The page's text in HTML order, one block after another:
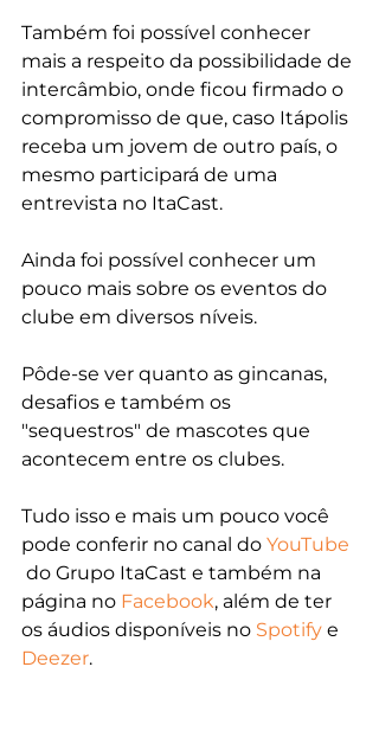
Também foi possível conhecer
mais a respeito da possibilidade de
intercâmbio, onde ficou firmado o
compromisso de que, caso Itápolis
receba um jovem de outro país, o
mesmo participará de uma
entrevista no ItaCast.
Ainda foi possível conhecer um
pouco mais sobre os eventos do
clube em diversos níveis.
Pôde-se ver quanto as gincanas,
desafios e também os
"sequestros" de mascotes que
acontecem entre os clubes.
Tudo isso e mais um pouco você
pode conferir no canal do YouTube
do Grupo ItaCast e também na
página no Facebook, além de ter
os áudios disponíveis no Spotify e
Deezer.